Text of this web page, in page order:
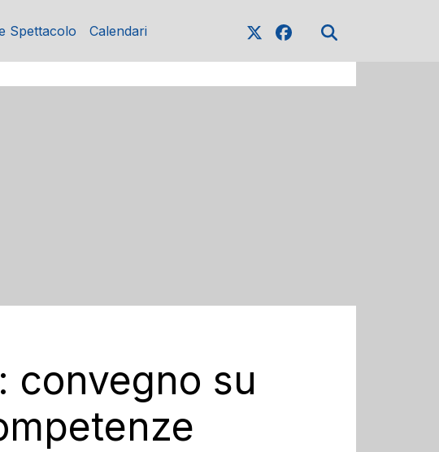
Spettacolo Calendari
convegno su